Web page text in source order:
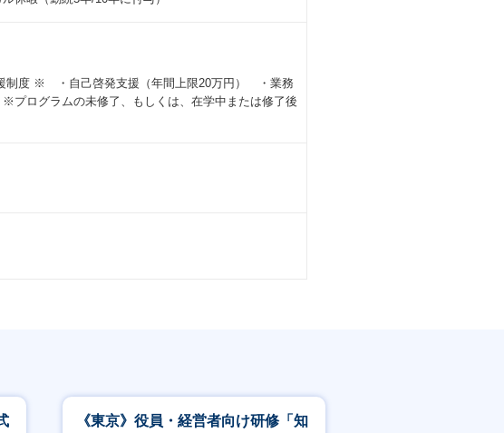
制度 ※ ・自己啓発支援（年間上限20万円） ・業務
ログラムの未修了、もしくは、在学中または修了後
《東京》役員・経営者向け研修「知